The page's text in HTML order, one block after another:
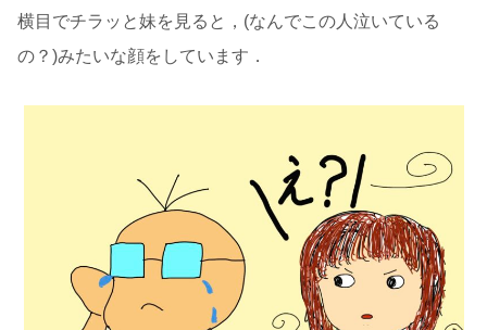
横目でチラッと妹を見ると，(なんでこの人泣いている
の？)みたいな顔をしています．